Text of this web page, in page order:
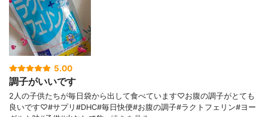
5.00
調子がいいです
2人の子供たちが毎日袋から出して食べています♡お腹の調子がとても
良いです♡#サプリ#DHC#毎日快便#お腹の調子#ラクトフェリン#ヨー